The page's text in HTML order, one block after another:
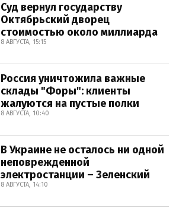
Суд вернул государству
Октябрьский дворец
стоимостью около миллиарда
8 АВГУСТА, 15:15
Россия уничтожила важные
склады "Форы": клиенты
жалуются на пустые полки
8 АВГУСТА, 10:40
В Украине не осталось ни одной
неповрежденной
электростанции – Зеленский
8 АВГУСТА, 14:10